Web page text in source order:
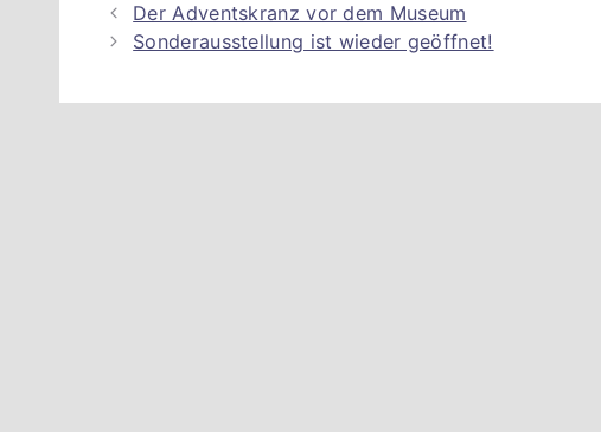
Der Adventskranz vor dem Museum
Sonderausstellung ist wieder geöffnet!